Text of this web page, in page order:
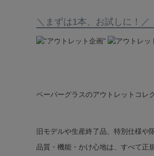
＼まずは1本、お試しに！／
ペーパーグラスのアウトレットコレ
旧モデルや生産終了品、特別仕様や
品質・機能・かけ心地は、すべて正